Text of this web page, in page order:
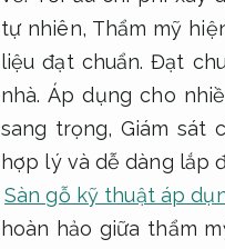
tự nhiên, Thẩm mỹ
liệu đạt chuẩn. Đạt
nhà. Áp dụng cho
sang trọng, Giám sát
hợp lý và dễ dàng lắp
Sàn gỗ kỹ thuật áp
hoàn hảo giữa thẩm